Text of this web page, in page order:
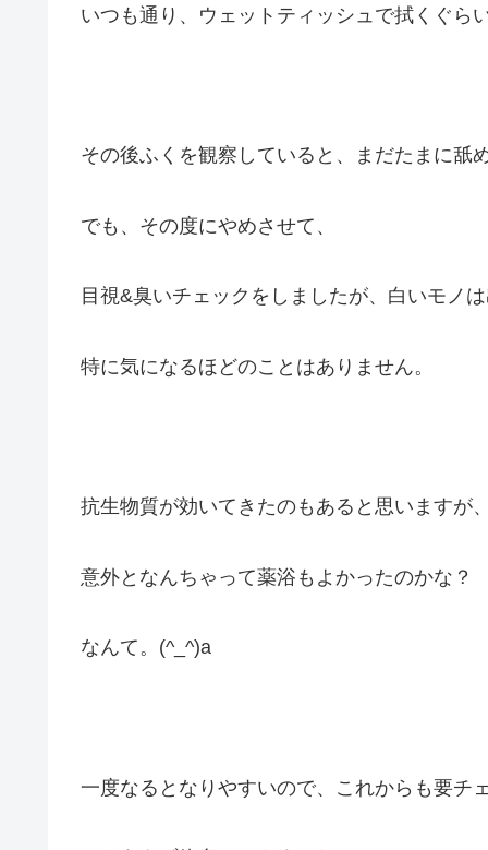
いつも通り、ウェットティッシュで拭くぐら
その後ふくを観察していると、まだたまに舐
でも、その度にやめさせて、
目視&臭いチェックをしましたが、白いモノは
特に気になるほどのことはありません。
抗生物質が効いてきたのもあると思いますが、
意外となんちゃって薬浴もよかったのかな？
なんて。(^_^)a
一度なるとなりやすいので、これからも要チ